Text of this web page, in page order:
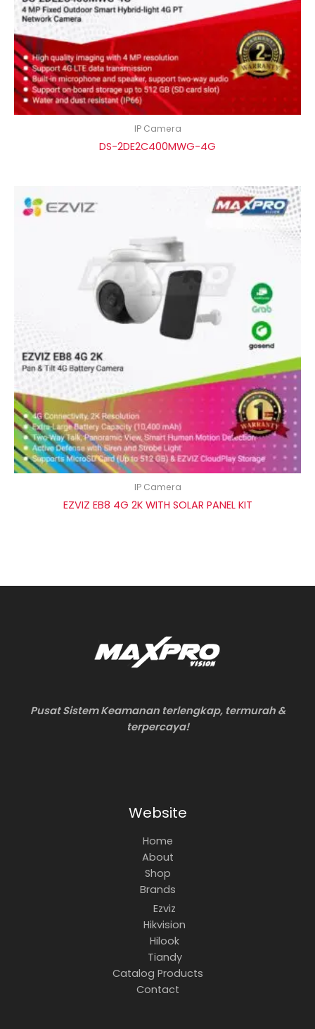
IP Camera
DS-2DE2C400MWG-4G
IP Camera
EZVIZ EB8 4G 2K WITH SOLAR PANEL KIT
Pusat Sistem Keamanan terlengkap, termurah &
terpercaya!
Website
Home
About
Shop
Brands
Ezviz
Hikvision
Hilook
Tiandy
Catalog Products
Contact